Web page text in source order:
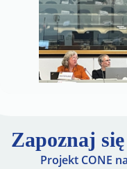
Zapoznaj
Projekt CONE